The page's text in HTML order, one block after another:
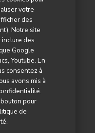
votre
des
Notre site
des
Google
Youtube. En
consentez à
avons mis à
pour
de